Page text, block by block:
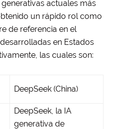
actuales más
un rápido rol como
de referencia en el
en Estados
las cuales son:
DeepSeek (China)
DeepSeek, la IA
generativa de